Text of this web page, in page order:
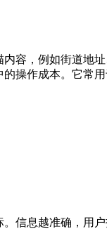
容，例如街道地
操作成本。它常
信息越准确，用